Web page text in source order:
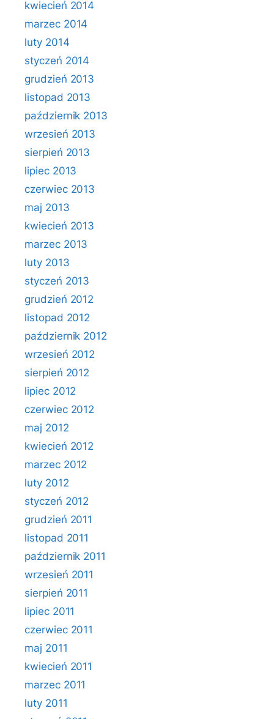
kwiecień 2014
marzec 2014
luty 2014
styczeń 2014
grudzień 2013
listopad 2013
październik 2013
wrzesień 2013
sierpień 2013
lipiec 2013
czerwiec 2013
maj 2013
kwiecień 2013
marzec 2013
luty 2013
styczeń 2013
grudzień 2012
listopad 2012
październik 2012
wrzesień 2012
sierpień 2012
lipiec 2012
czerwiec 2012
maj 2012
kwiecień 2012
marzec 2012
luty 2012
styczeń 2012
grudzień 2011
listopad 2011
październik 2011
wrzesień 2011
sierpień 2011
lipiec 2011
czerwiec 2011
maj 2011
kwiecień 2011
marzec 2011
luty 2011